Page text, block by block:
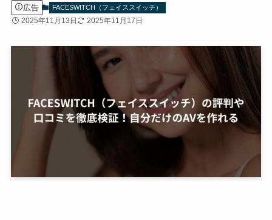
広告 FACESWITCH（フェイススイッチ）
2025年11月13日 2025年11月17日